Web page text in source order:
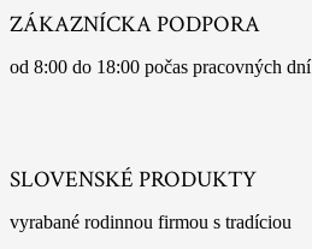
ZÁKAZNÍCKA PODPORA
od 8:00 do 18:00 počas pracovných dní
SLOVENSKÉ PRODUKTY
vyrabané rodinnou firmou s tradíciou